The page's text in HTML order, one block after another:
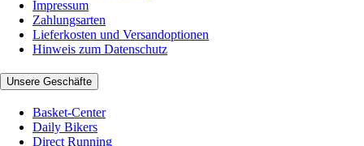
Impressum
Zahlungsarten
Lieferkosten und Versandoptionen
Hinweis zum Datenschutz
Unsere Geschäfte
Basket-Center
Daily Bikers
Direct Running